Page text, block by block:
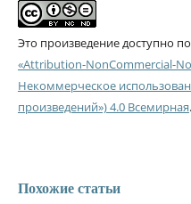
Это произведение доступно по
«Attribution-NonCommercial-
Некоммерческое
произведений») 4.0 Всемирная.
Похожие статьи